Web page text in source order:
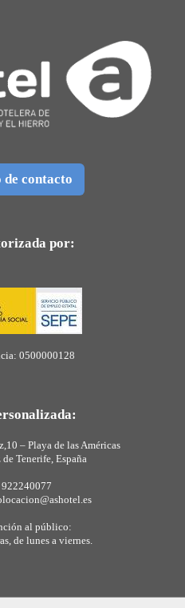
contacto
por:
0500000128
– Playa de las Américas
Tenerife, España
al público:
de lunes a viernes.